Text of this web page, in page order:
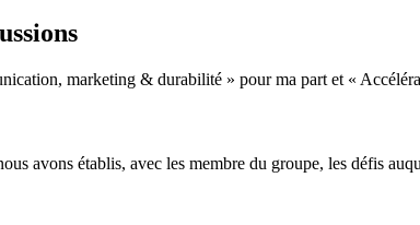
marketing & durabilité » pour ma part et «
avons établis, avec les membre du groupe, les défis